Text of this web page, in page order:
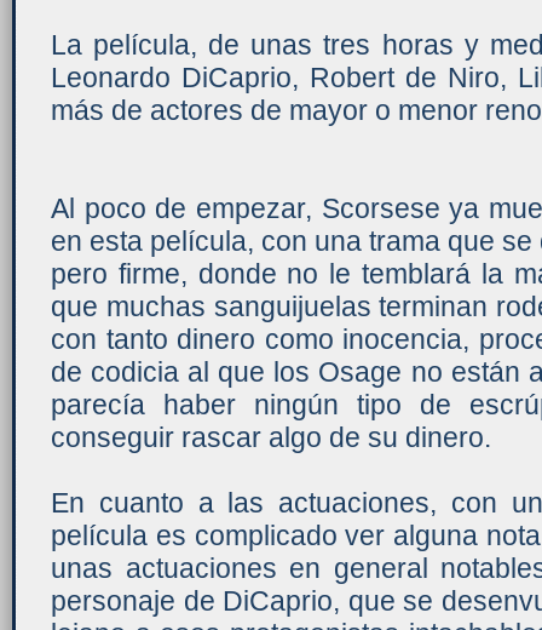
La película, de unas tres horas y
Leonardo DiCaprio, Robert de Niro,
más de actores de mayor o menor
Al poco de empezar, Scorsese ya
en esta película, con una trama que
pero firme, donde no le temblará la
que muchas sanguijuelas terminan
con tanto dinero como inocencia,
de codicia al que los Osage no están
parecía haber ningún tipo de
conseguir rascar algo de su dinero.
En cuanto a las actuaciones, con
película es complicado ver alguna
unas actuaciones en general
personaje de DiCaprio, que se